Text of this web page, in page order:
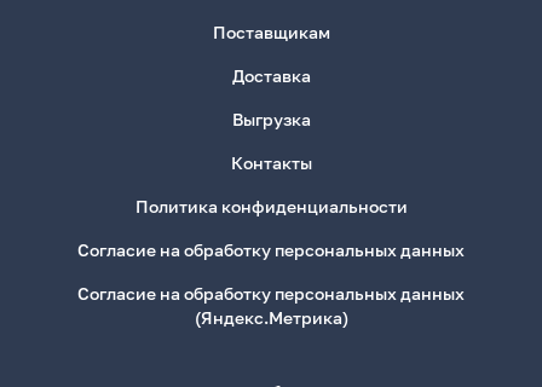
Поставщикам
Доставка
Выгрузка
Контакты
Политика конфиденциальности
Согласие на обработку персональных данных
Согласие на обработку персональных данных
(Яндекс.Метрика)